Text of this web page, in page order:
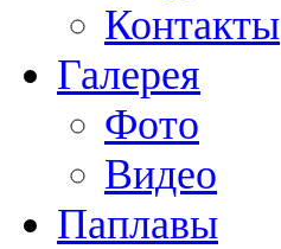
Контакты
Галерея
Фото
Видео
Паплавы